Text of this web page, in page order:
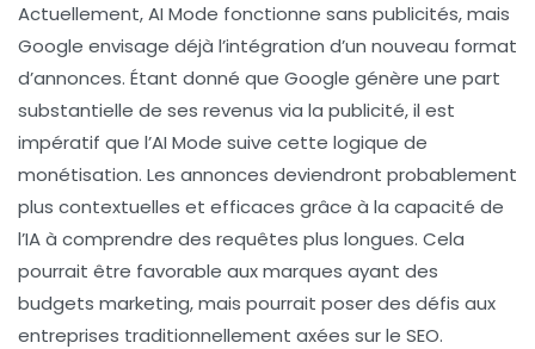
Actuellement, AI Mode fonctionne sans publicités, mais
Google envisage déjà l’intégration d’un nouveau format
d’annonces. Étant donné que Google génère une part
substantielle de ses revenus via la publicité, il est
impératif que l’AI Mode suive cette logique de
monétisation. Les annonces deviendront probablement
plus contextuelles et efficaces grâce à la capacité de
l’IA à comprendre des requêtes plus longues. Cela
pourrait être favorable aux marques ayant des
budgets marketing, mais pourrait poser des défis aux
entreprises traditionnellement axées sur le SEO.